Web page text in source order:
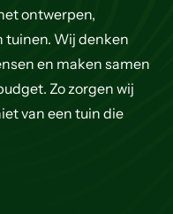
ontwerpen,
tuinen. Wij denken
en maken samen
Zo zorgen wij
van een tuin die